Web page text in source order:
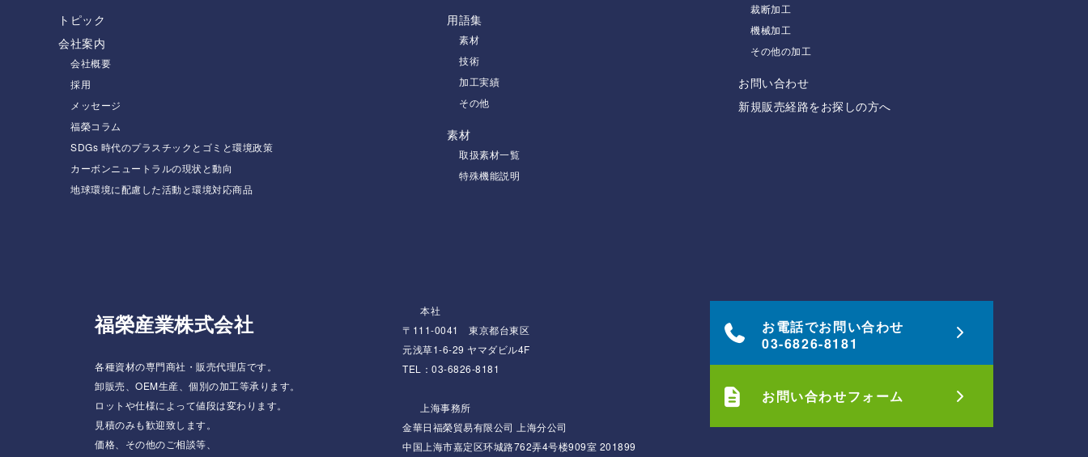
トピック
会社案内
会社概要
採用
メッセージ
福榮コラム
SDGs 時代のプラスチックとゴミと環境政策
カーボンニュートラルの現状と動向
地球環境に配慮した活動と環境対応商品
用語集
素材
技術
加工実績
その他
素材
取扱素材一覧
特殊機能説明
裁断加工
機械加工
その他の加工
お問い合わせ
新規販売経路をお探しの方へ
福榮産業株式会社
各種資材の専門商社・販売代理店です。
卸販売、OEM生産、個別の加工等承ります。
ロットや仕様によって値段は変わります。
見積のみも歓迎致します。
価格、その他のご相談等、
本社
〒111-0041 東京都台東区
元浅草1-6-29 ヤマダビル4F
TEL：03-6826-8181
上海事務所
金華日福榮貿易有限公司 上海分公司
中国上海市嘉定区环城路762弄4号楼909室 201899
お電話でお問い合わせ
03-6826-8181
お問い合わせフォーム